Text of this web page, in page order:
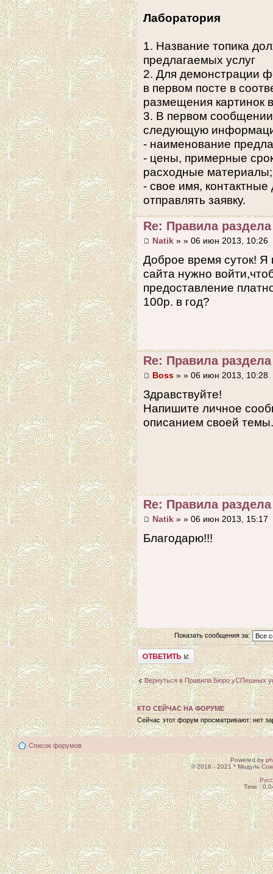
Лаборатория
1. Название топика
предлагаемых услуг
2. Для демонстрации
в первом посте в
размещения картинок
3. В первом
следующую
- наименование
- цены, примерные
расходные материалы;
- свое имя,
отправлять заявку.
Re: Правила
Natik » » 06 июн 2013, 10:26
Доброе время суток! Я
сайта нужно
предоставление
100р. в год?
Re: Правила
Boss » » 06 июн 2013, 10:28
Здравствуйте!
Напишите личное
описанием своей
Re: Правила
Natik » » 06 июн 2013, 15:17
Благодарю!!!
Показать сообщения за:
Ответить
Вернуться в Правила Бюро уСПешных
КТО СЕЙЧАС НА ФОРУМЕ
Сейчас этот форум просматривают: нет
Список форумов
Powered by
© 2016 - 2021 * Модуль
Time :